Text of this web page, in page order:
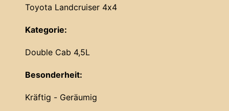
Toyota Landcruiser 4x4
Kategorie:
Double Cab 4,5L
Besonderheit:
Kräftig - Geräumig